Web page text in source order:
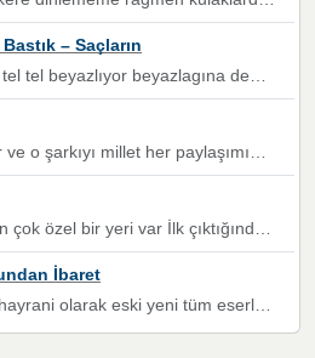
– Saçların
yoksun ona üzülüyorum günler bir bir geçiyor geçen günlere değil sensiz geçen günlere darılıyorum,Dinledikce asla kavusamayacagim ama asla unutamicagim sevdiğim adam için yanar içim
şarkıdan bikıyorsun Ama bu enteresan bir şekilde dillere dolanıyor millet olarak seviyoruz dertlerle boğuşurken bir yandan da göbek atmayi))) diyeceklerim bu kadar güzel hoş bir sayfa emeğinize sağlık arkadaşlar kolay gelsin
ilahiyi bulmuştum ve sonra müdavimi oldum günlük Ben de 3-5 kere dinleyip ezberleyip artık ilahiye bende eşlik ediyorum yüksek sesle Allah razı olsun hizmet nimettir Rabbim sizin zahmetlerinize de hayırlı nimetler versin Selam ve dua ile Allah'a emanet olun
İbaret
dinleyenlerden birisiyim, emeğine saygı duyan gönül veren bunu en güzel şekilde sevenlerine ulaştıran siz değerli sayfa yöneticilerine de teşekkür ederim